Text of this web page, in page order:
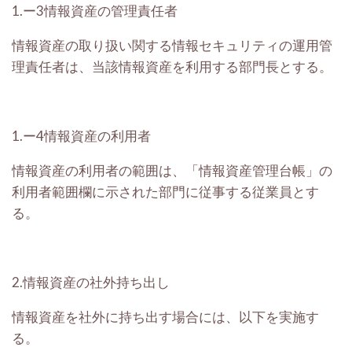
1.ー3情報資産の管理責任者
情報資産の取り扱い関する情報セキュリティの運用管
理責任者は、当該情報資産を利用する部門長とする。
1.ー4情報資産の利用者
情報資産の利用者の範囲は、「情報資産管理台帳」の
利用者範囲欄に示された部門に従事する従業員とす
る。
2.情報資産の社外持ち出し
情報資産を社外に持ち出す場合には、以下を実施す
る。